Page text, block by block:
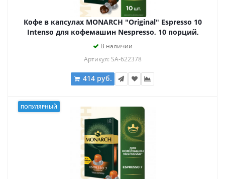
Кофе в капсулах MONARCH "Original" Espresso 10
Intenso для кофемашин Nespresso, 10 порций,
4058904
В наличии
Артикул: SA-622378
414 руб.
ПОПУЛЯРНЫЙ